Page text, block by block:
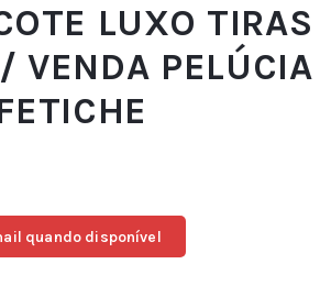
LUXO TIRAS
VENDA PELÚCIA
quando disponível